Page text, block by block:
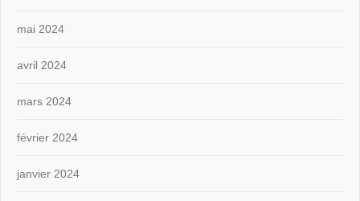
mai 2024
avril 2024
mars 2024
février 2024
janvier 2024